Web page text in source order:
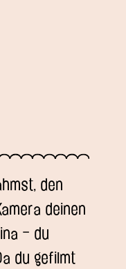
den
deinen
– du
du gefilmt